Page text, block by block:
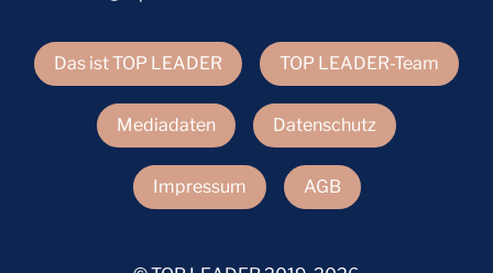
Das ist TOP LEADER TOP LEADER-Team
Mediadaten Datenschutz
Impressum AGB